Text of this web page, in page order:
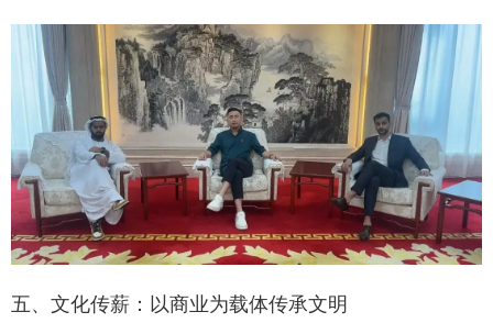
五、文化传薪：以商业为载体传承文明